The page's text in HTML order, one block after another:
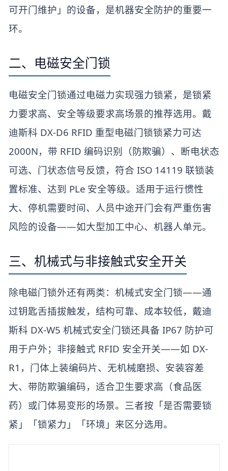
可开门维护」的设备，是机器安全防护的重要一
环。
二、电磁安全门锁
电磁安全门锁通过电磁力实现强力锁紧，是锁紧
力要求高、安全等级要求高场景的推荐选用。戴
迪斯科 DX-D6 RFID 重型电磁门锁锁紧力可达
2000N，带 RFID 编码识别（防欺骗）、断电状态
可选、门状态信号反馈，符合 ISO 14119 联锁装
置标准、达到 PLe 安全等级。适用于运行惯性
大、停机需要时间、人员中途开门会有严重伤害
风险的设备——如大型加工中心、机器人单元。
三、机械式与非接触式安全开关
除电磁门锁外还有两类：机械式安全门锁——通
过钥匙舌插拔触发，结构可靠、成本较低，戴迪
斯科 DX-W5 机械式安全门锁还具备 IP67 防护可
用于户外；非接触式 RFID 安全开关——如 DX-
R1，门体上装编码片、无机械磨损、安装容差
大、带防欺骗编码，适合卫生要求高（食品医
药）或门体易变形的场景。三者按「是否需要锁
紧」「锁紧力」「环境」来区分选用。